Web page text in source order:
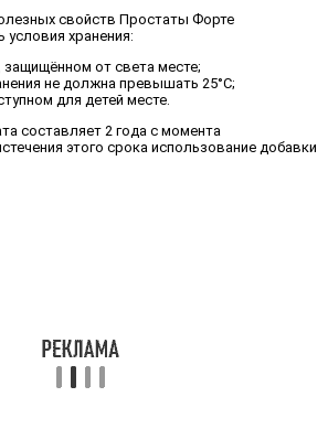
свойств Простаты Форте
хранения:
защищённом от света месте;
не должна превышать 25°C;
для детей месте.
составляет 2 года с момента
этого срока использование добавки